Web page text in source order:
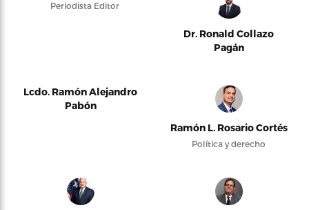
Periodista Editor
Dr. Ronald Collazo
Pagán
Lcdo. Ramón Alejandro
Pabón
Ramón L. Rosario Cortés
Política y derecho